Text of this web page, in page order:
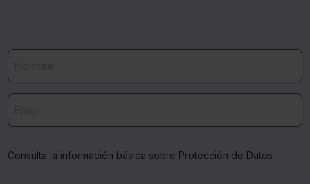
Consulta la información básica sobre Protección de Datos